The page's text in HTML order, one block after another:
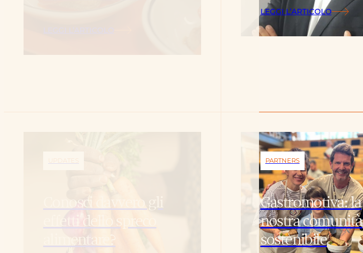
LEGGI L’ARTICOLO
LEGGI L’ARTICOLO
UPDATES
Conosci davvero gli
effetti dello spreco
alimentare?
PARTNERS
Gastromotiva: la
nostra comunità
sostenibile